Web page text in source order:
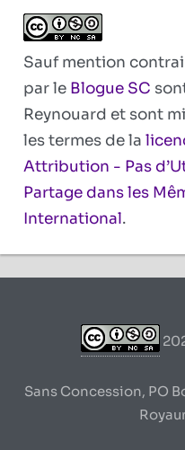
Sauf mention
par le Blogue SC
Reynouard et sont
les termes de la
Attribution - Pas
Partage dans les
International.
Sans Concession, PO